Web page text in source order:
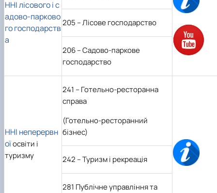
ННІ лісового і с
адово-парково
го господарств
а
205 – Лісове господарство
206 – Садово-паркове
господарство
ННІ неперервн
оїосвіти і
туризму
241 –Готельно-ресторанна
справа
(Готельно-ресторанний
бізнес)
242 – Туризм і рекреація
281 Публічне управління та